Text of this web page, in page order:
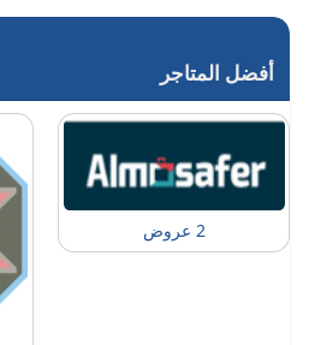
أفضل المتاجر
2 عروض